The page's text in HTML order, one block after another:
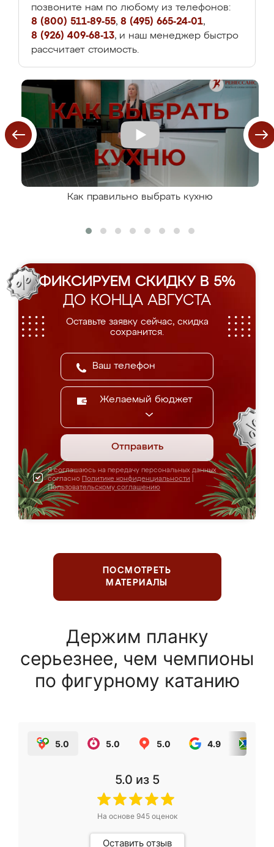
позвоните нам по любому из телефонов:
8 (800) 511-89-55, 8 (495) 665-24-01,
8 (926) 409-68-13, и наш менеджер быстро
рассчитает стоимость.
Как правильно выбрать кухню
ФИКСИРУЕМ СКИДКУ В 5%
ДО КОНЦА АВГУСТА
Оставьте заявку сейчас, скидка
сохранится.
Желаемый бюджет
Отправить
Я соглашаюсь на передачу персональных данных
согласно Политике конфиденциальности
Пользовательскому соглашению
ПОСМОТРЕТЬ
МАТЕРИАЛЫ
Держим планку
серьезнее, чем чемпионы
по фигурному катанию
5.0 5.0 5.0 4.9
5.0 из 5
На основе 945оценок
Оставить отзыв